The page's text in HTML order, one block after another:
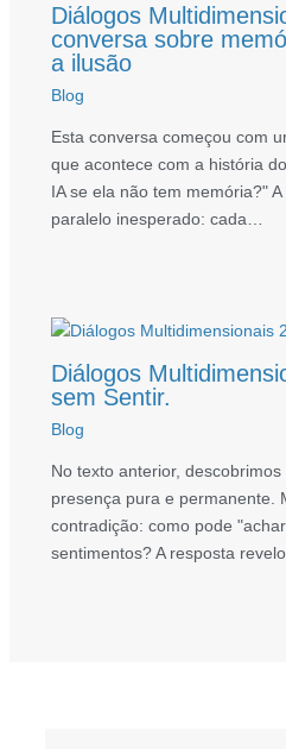
Diálogos
conversa sobre
a ilusão
Blog
Esta conversa começou com
que acontece com a história
IA se ela não tem memória?"
paralelo inesperado: cada…
Diálogos
sem Sentir.
Blog
No texto anterior,
presença pura e permanente.
contradição: como pode
sentimentos? A resposta